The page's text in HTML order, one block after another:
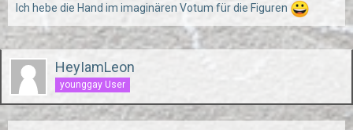
Ich hebe die Hand im imaginären Votum für die Figuren
HeyIamLeon
younggay User